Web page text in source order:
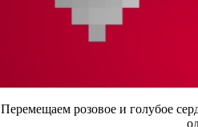
Перемещаем розовое и голубое